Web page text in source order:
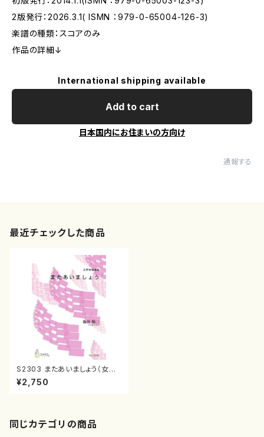
2版発行：2026.3.1( ISMN ：979-0-65004-126-3)
楽譜の種類：スコアのみ
作品の詳細↓
International shipping available
Add to cart
日本国内にお住まいの方向け
通報する
最近チェックした商品
S2303 またあいましょう（女声
合唱/坂井情二/楽譜）
¥2,750
同じカテゴリの商品